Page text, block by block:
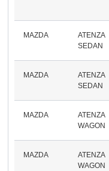
MAZDA
ATENZA
SEDAN
MAZDA
ATENZA
SEDAN
MAZDA
ATENZA
WAGON
MAZDA
ATENZA
WAGON